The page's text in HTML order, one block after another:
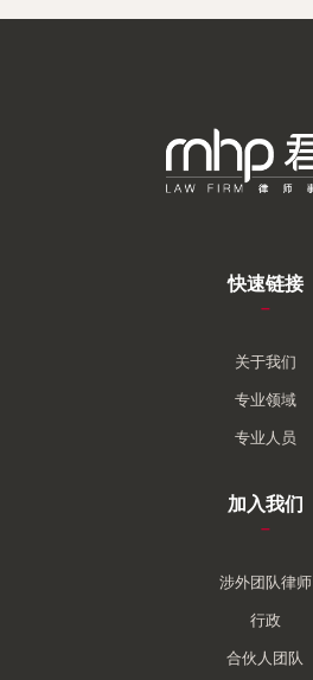
快速链接
–
关于我们
专业领域
专业人员
加入我们
–
涉外团队律师
行政
合伙人团队